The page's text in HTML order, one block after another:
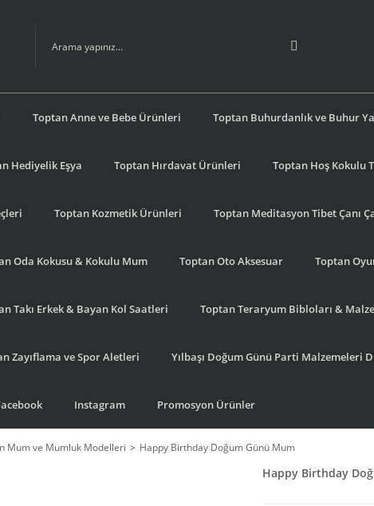
Toptan Anne ve Bebe Ürünleri Toptan Buhurdanlık ve Buhur
Hediyelik Eşya Toptan Hırdavat Ürünleri Toptan Hoş Kokulu
Toptan Kozmetik Ürünleri Toptan Meditasyon Tibet Çanı
Oda Kokusu & Kokulu Mum Toptan Oto Aksesuar Toptan
Takı Erkek & Bayan Kol Saatleri Toptan Teraryum Bibloları &
Zayıflama ve Spor Aletleri Yılbaşı Doğum Günü Parti Malzemeleri
Instagram Promosyon Ürünler
Mum ve Mumluk Modelleri Happy Birthday Doğum Günü Mum
Happy Birthday